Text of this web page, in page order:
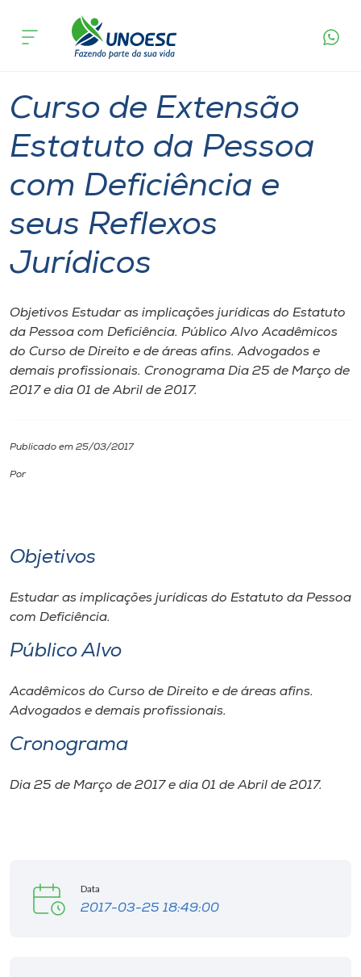
Cursos
Pesquisa
Atendimento ao Estudante
Portal de Ensino
Internacionalização
I.nova
Diplomados
Biblioteca
Rádio
Unoesc
o idioma
acontece
São Miguel do Oeste
Curso de Extensão
Estatuto da Pessoa
com Deficiência e
seus Reflexos
Jurídicos
Objetivos Estudar as implicações jurídicas do Estatuto
da Pessoa com Deficiência. Público Alvo Acadêmicos
do Curso de Direito e de áreas afins. Advogados e
demais profissionais. Cronograma Dia 25 de Março de
2017 e dia 01 de Abril de 2017.
Publicado em 25/03/2017
Por
Objetivos
Estudar as implicações jurídicas do Estatuto da Pessoa
com Deficiência.
Público Alvo
Acadêmicos do Curso de Direito e de áreas afins.
Advogados e demais profissionais.
Cronograma
Dia 25 de Março de 2017 e dia 01 de Abril de 2017.
Data
2017-03-25 18:49:00